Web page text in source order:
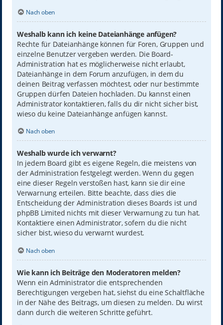
Nach oben
Weshalb kann ich keine Dateianhänge anfügen?
Rechte für Dateianhänge können für Foren, Gruppen und
einzelne Benutzer vergeben werden. Die Board-
Administration hat es möglicherweise nicht erlaubt,
Dateianhänge in dem Forum anzufügen, in dem du
deinen Beitrag verfassen möchtest, oder nur bestimmte
Gruppen dürfen Dateien hochladen. Du kannst einen
Administrator kontaktieren, falls du dir nicht sicher bist,
wieso du keine Dateianhänge anfügen kannst.
Nach oben
Weshalb wurde ich verwarnt?
In jedem Board gibt es eigene Regeln, die meistens von
der Administration festgelegt werden. Wenn du gegen
eine dieser Regeln verstoßen hast, kann sie dir eine
Verwarnung erteilen. Bitte beachte, dass dies die
Entscheidung der Administration dieses Boards ist und
phpBB Limited nichts mit dieser Verwarnung zu tun hat.
Kontaktiere einen Administrator, sofern du die nicht
sicher bist, wieso du verwarnt wurdest.
Nach oben
Wie kann ich Beiträge den Moderatoren melden?
Wenn ein Administrator die entsprechenden
Berechtigungen vergeben hat, siehst du eine Schaltfläche
in der Nähe des Beitrags, um diesen zu melden. Du wirst
dann durch die weiteren Schritte geführt.